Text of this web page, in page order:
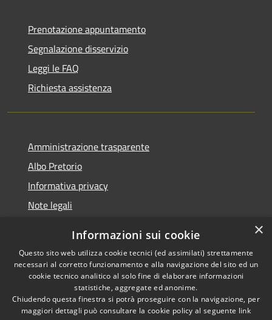
Prenotazione appuntamento
Segnalazione disservizio
Leggi le FAQ
Richiesta assistenza
Amministrazione trasparente
Albo Pretorio
Informativa privacy
Note legali
Whisteblowing
RSS
Copyright © 2026 • Comune di
×
Informazioni sui cookie
Questo sito web utilizza cookie tecnici (ed assimilati) strettamente
necessari al corretto funzionamento e alla navigazione del sito ed un
cookie tecnico analitico al solo fine di elaborare informazioni
statistiche, aggregate ed anonime.
Chiudendo questa finestra si potrà proseguire con la navigazione, per
maggiori dettagli può consultare la cookie policy al seguente link